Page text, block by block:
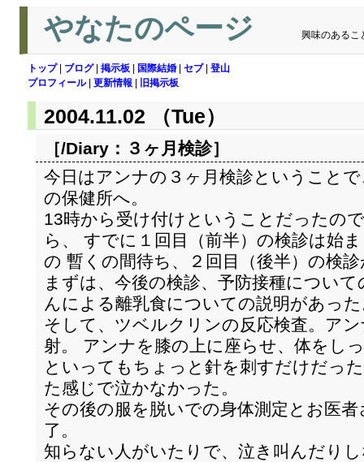
やなたのページ 興味のあるこ
トップ| ブログ| 掲示板 国際結婚 セブ| 登山
プロフィール| 更新情報 旧掲示板
2004.11.02 （Tue）
［/Diary： ３ヶ月検診］
今日はアンナの３ヶ月検診ということ
の保健所へ。
13時から受け付けということだったの
ら、 すでに１回目（前半）の検診は始
の 暫くの間待ち、２回目（後半）の検
まずは、今後の検診、予防接種につい
んによる離乳食についての説明があっ
そして、ツベルクリンの反応検査。ア
射。 アンナを膝の上に座らせ、体をし
といってもちょっと針を刺すだけだっ
た感じで泣かなかった。
その後の服を脱いでの身体測定とお医
了。
知らない人がいたりで、泣き叫んだり